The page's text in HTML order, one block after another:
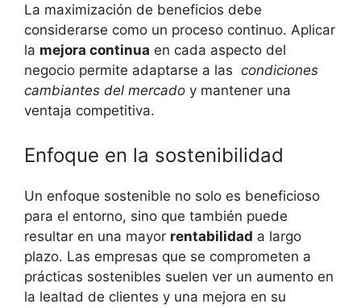
La maximización de beneficios⁣ debe
considerarse como⁣ un⁤ proceso ⁣continuo.‌ Aplicar
la‌ mejora continua en cada aspecto del‌
negocio permite adaptarse a⁤ las ⁢ condiciones
cambiantes del mercado y mantener una
⁤ventaja competitiva.
Enfoque en ‍la sostenibilidad
Un enfoque‍ sostenible no‌ solo es beneficioso⁢
para el ⁣entorno, sino ⁢que también puede
resultar​ en ‌una mayor rentabilidad a largo
plazo. Las empresas que‍ se comprometen a
prácticas ‌sostenibles suelen⁢ ver⁣ un‍ aumento ‍en
la lealtad de clientes y una ⁢mejora en su